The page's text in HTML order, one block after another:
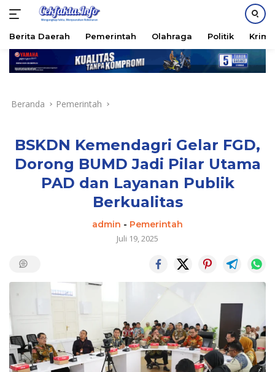
Langsung
Berita Daerah Pemerintah Olahraga Politik
Beranda Pemerintah
BSKDN Kemendagri Gelar FGD,
Dorong BUMD Jadi Pilar Utama
PAD dan Layanan Publik
Berkualitas
admin - Pemerintah
Juli 19, 2025